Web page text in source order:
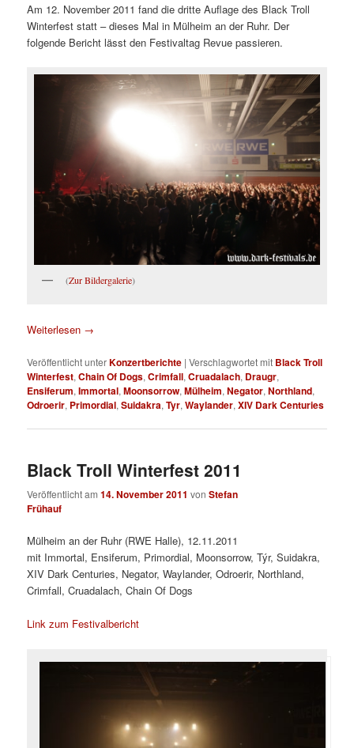
Am 12. November 2011 fand die dritte Auflage des Black Troll
Winterfest statt – dieses Mal in Mülheim an der Ruhr. Der
folgende Bericht lässt den Festivaltag Revue passieren.
(Zur Bildergalerie)
Weiterlesen →
Veröffentlicht unterKonzertberichte |Verschlagwortet mit Black Troll
Winterfest,Chain Of Dogs,Crimfall,Cruadalach, Draugr,
Ensiferum,Immortal,Moonsorrow,Mülheim,Negator,Northland,
Odroerir, Primordial,Suidakra,Tyr,Waylander,XIV Dark Centuries
Black Troll Winterfest 2011
Veröffentlicht am14. November 2011 vonStefan
Frühauf
Mülheim an der Ruhr (RWE Halle), 12.11.2011
mit Immortal, Ensiferum, Primordial, Moonsorrow, Týr, Suidakra,
XIV Dark Centuries, Negator, Waylander, Odroerir, Northland,
Crimfall, Cruadalach, Chain Of Dogs
Link zum Festivalbericht